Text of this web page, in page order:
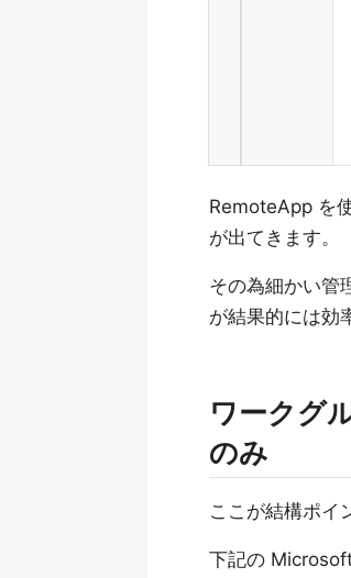
RemoteApp を
が出てきます。
その為細かい管
が結果的には効
ワークグ
のみ
ここが結構ポイ
下記の